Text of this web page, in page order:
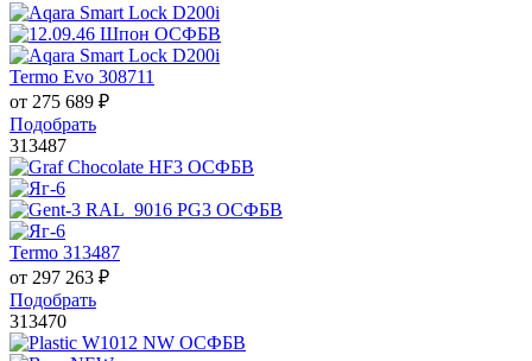
Termo Evo 308711
от 275 689 ₽
Подобрать
313487
Termo 313487
от 297 263 ₽
Подобрать
313470